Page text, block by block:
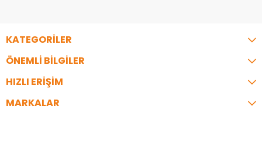
KATEGORİLER
ÖNEMLİ BİLGİLER
HIZLI ERİŞİM
MARKALAR